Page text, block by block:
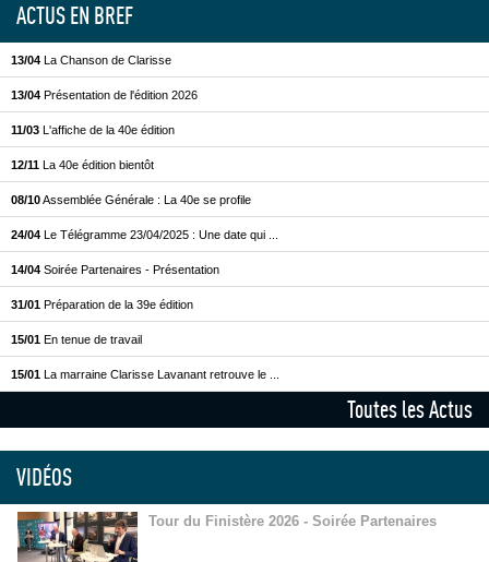
ACTUS EN BREF
13/04 La Chanson de Clarisse
13/04 Présentation de l'édition 2026
11/03 L'affiche de la 40e édition
12/11 La 40e édition bientôt
08/10Assemblée Générale : La 40e se profile
24/04 Le Télégramme 23/04/2025 : Une date qui ...
14/04 Soirée Partenaires - Présentation
31/01 Préparation de la 39e édition
15/01 En tenue de travail
15/01 La marraine Clarisse Lavanant retrouve le ...
Toutes les Actus
VIDÉOS
Tour du Finistère 2026 - Soirée Partenaires